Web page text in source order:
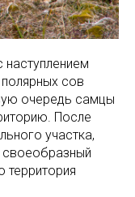
наступлением
сов
очередь самцы
После
участка,
своеобразный
территория